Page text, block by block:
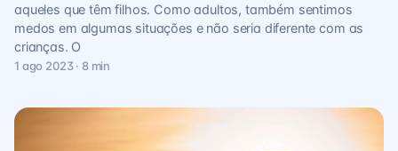
aqueles que têm filhos. Como adultos, também sentimos
medos em algumas situações e não seria diferente com as
crianças. O
1 ago 2023 · 8 min